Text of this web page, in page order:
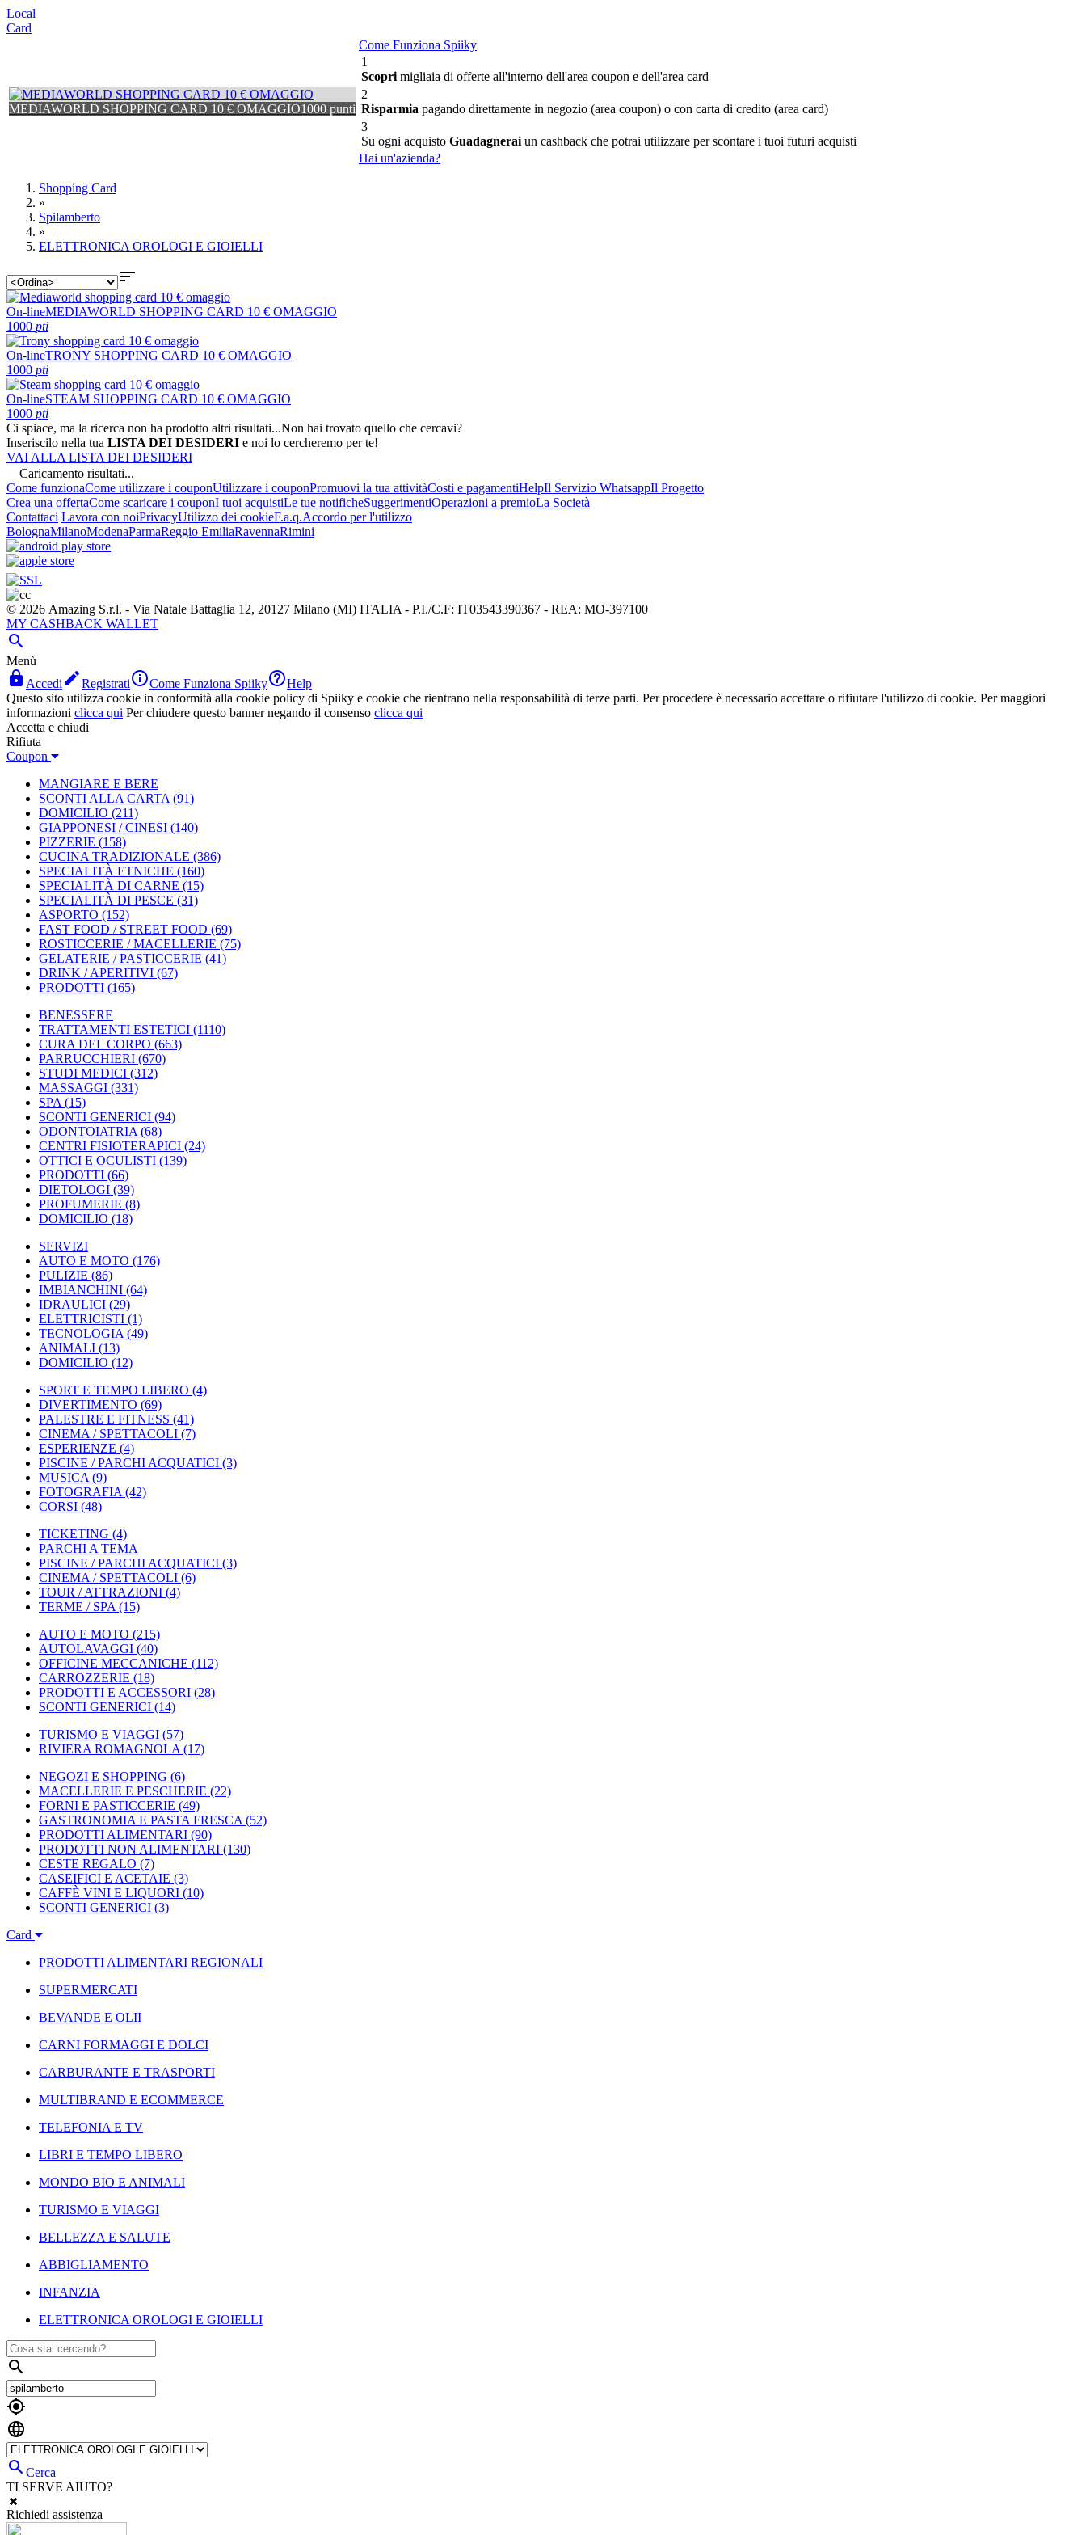
Local
Card
MEDIAWORLD SHOPPING CARD 10 € OMAGGIO1000 punti
Come Funziona Spiiky
1
Scopri migliaia di offerte all'interno dell'area coupon e dell'area card
2
Risparmia pagando direttamente in negozio (area coupon) o con carta di credito (area card)
3
Su ogni acquisto Guadagnerai un cashback che potrai utilizzare per scontare i tuoi futuri acquisti
Hai un'azienda?
Shopping Card
»
Spilamberto
»
ELETTRONICA OROLOGI E GIOIELLI

On-lineMEDIAWORLD SHOPPING CARD 10 € OMAGGIO
1000 pti
On-lineTRONY SHOPPING CARD 10 € OMAGGIO
1000 pti
On-lineSTEAM SHOPPING CARD 10 € OMAGGIO
1000 pti
Ci spiace, ma la ricerca non ha prodotto altri risultati...Non hai trovato quello che cercavi?
Inseriscilo nella tua LISTA DEI DESIDERI e noi lo cercheremo per te!
VAI ALLA LISTA DEI DESIDERI
Caricamento risultati...
Come funzionaCome utilizzare i couponUtilizzare i couponPromuovi la tua attivitàCosti e pagamentiHelpIl Servizio WhatsappIl Progetto
Crea una offertaCome scaricare i couponI tuoi acquistiLe tue notificheSuggerimentiOperazioni a premioLa Società
Contattaci Lavora con noiPrivacyUtilizzo dei cookieF.a.q.Accordo per l'utilizzo
BolognaMilanoModenaParmaReggio EmiliaRavennaRimini
© 2026 Amazing S.r.l. - Via Natale Battaglia 12, 20127 Milano (MI) ITALIA - P.I./C.F: IT03543390367 - REA: MO-397100
MY CASHBACK WALLET

Menù
 Accedi RegistratiCome Funziona SpiikyHelp
Questo sito utilizza cookie in conformità alla cookie policy di Spiiky e cookie che rientrano nella responsabilità di terze parti. Per procedere è necessario accettare o rifiutare l'utilizzo di cookie. Per maggiori
informazioni clicca qui Per chiudere questo banner negando il consenso clicca qui
Accetta e chiudi
Rifiuta
Coupon
MANGIARE E BERE
SCONTI ALLA CARTA (91)
DOMICILIO (211)
GIAPPONESI / CINESI (140)
PIZZERIE (158)
CUCINA TRADIZIONALE (386)
SPECIALITÀ ETNICHE (160)
SPECIALITÀ DI CARNE (15)
SPECIALITÀ DI PESCE (31)
ASPORTO (152)
FAST FOOD / STREET FOOD (69)
ROSTICCERIE / MACELLERIE (75)
GELATERIE / PASTICCERIE (41)
DRINK / APERITIVI (67)
PRODOTTI (165)
BENESSERE
TRATTAMENTI ESTETICI (1110)
CURA DEL CORPO (663)
PARRUCCHIERI (670)
STUDI MEDICI (312)
MASSAGGI (331)
SPA (15)
SCONTI GENERICI (94)
ODONTOIATRIA (68)
CENTRI FISIOTERAPICI (24)
OTTICI E OCULISTI (139)
PRODOTTI (66)
DIETOLOGI (39)
PROFUMERIE (8)
DOMICILIO (18)
SERVIZI
AUTO E MOTO (176)
PULIZIE (86)
IMBIANCHINI (64)
IDRAULICI (29)
ELETTRICISTI (1)
TECNOLOGIA (49)
ANIMALI (13)
DOMICILIO (12)
SPORT E TEMPO LIBERO (4)
DIVERTIMENTO (69)
PALESTRE E FITNESS (41)
CINEMA / SPETTACOLI (7)
ESPERIENZE (4)
PISCINE / PARCHI ACQUATICI (3)
MUSICA (9)
FOTOGRAFIA (42)
CORSI (48)
TICKETING (4)
PARCHI A TEMA
PISCINE / PARCHI ACQUATICI (3)
CINEMA / SPETTACOLI (6)
TOUR / ATTRAZIONI (4)
TERME / SPA (15)
AUTO E MOTO (215)
AUTOLAVAGGI (40)
OFFICINE MECCANICHE (112)
CARROZZERIE (18)
PRODOTTI E ACCESSORI (28)
SCONTI GENERICI (14)
TURISMO E VIAGGI (57)
RIVIERA ROMAGNOLA (17)
NEGOZI E SHOPPING (6)
MACELLERIE E PESCHERIE (22)
FORNI E PASTICCERIE (49)
GASTRONOMIA E PASTA FRESCA (52)
PRODOTTI ALIMENTARI (90)
PRODOTTI NON ALIMENTARI (130)
CESTE REGALO (7)
CASEIFICI E ACETAIE (3)
CAFFÈ VINI E LIQUORI (10)
SCONTI GENERICI (3)
Card
PRODOTTI ALIMENTARI REGIONALI
SUPERMERCATI
BEVANDE E OLII
CARNI FORMAGGI E DOLCI
CARBURANTE E TRASPORTI
MULTIBRAND E ECOMMERCE
TELEFONIA E TV
LIBRI E TEMPO LIBERO
MONDO BIO E ANIMALI
TURISMO E VIAGGI
BELLEZZA E SALUTE
ABBIGLIAMENTO
INFANZIA
ELETTRONICA OROLOGI E GIOIELLI



Cerca
TI SERVE AIUTO?
Richiedi assistenza